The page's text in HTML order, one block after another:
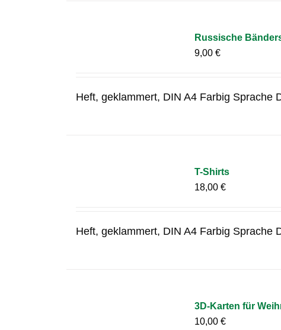
Russische
9,00€
Heft, geklammert, DIN A4 Farbig Sprache
T-Shirts
18,00€
Heft, geklammert, DIN A4 Farbig Sprache
3D-Karten für
10,00€